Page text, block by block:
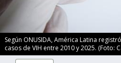
Según ONUSIDA, América Latina
casos de VIH entre 2010 y 2025. (Foto: